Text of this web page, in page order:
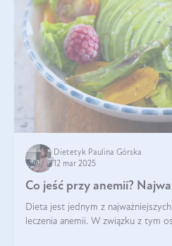
Dietetyk Paulina Górska
12 mar 2025
Co jeść przy anemii?
Dieta jest jednym z
leczenia anemii. W związku z tym